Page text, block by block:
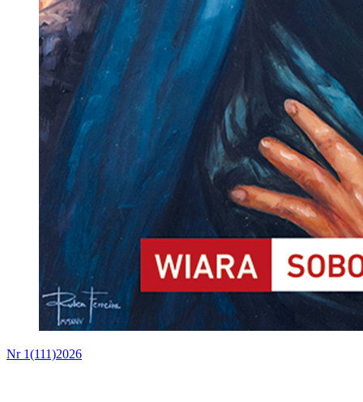
Nr 1(111)2026